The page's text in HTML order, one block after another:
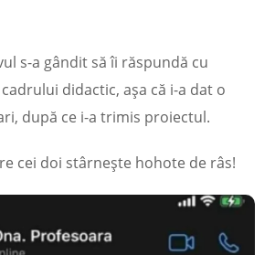
s-a gândit să îi răspundă cu
didactic, așa că i-a dat o
după ce i-a trimis proiectul.
cei doi stârnește hohote de râs!